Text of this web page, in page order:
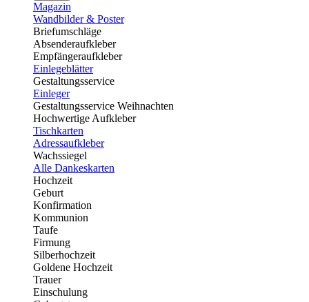
Magazin
Wandbilder & Poster
Briefumschläge
Absenderaufkleber
Empfängeraufkleber
Einlegeblätter
Gestaltungsservice
Einleger
Gestaltungsservice Weihnachten
Hochwertige Aufkleber
Tischkarten
Adressaufkleber
Wachssiegel
Alle Dankeskarten
Hochzeit
Geburt
Konfirmation
Kommunion
Taufe
Firmung
Silberhochzeit
Goldene Hochzeit
Trauer
Einschulung